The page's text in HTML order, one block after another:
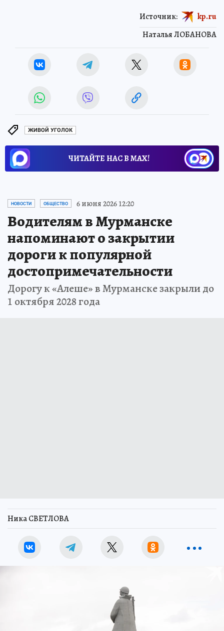
Наталья ЛОБАНОВА
Источник: kp.ru
ЖИВОЙ УГОЛОК
ЧИТАЙТЕ НАС В МАХ!
НОВОСТИ ОБЩЕСТВО 6 июня 2026 12:20
Водителям в Мурманске
напоминают о закрытии
дороги к популярной
достопримечательности
Дорогу к «Алеше» в Мурманске закрыли до
1 октября 2028 года
Ника СВЕТЛОВА